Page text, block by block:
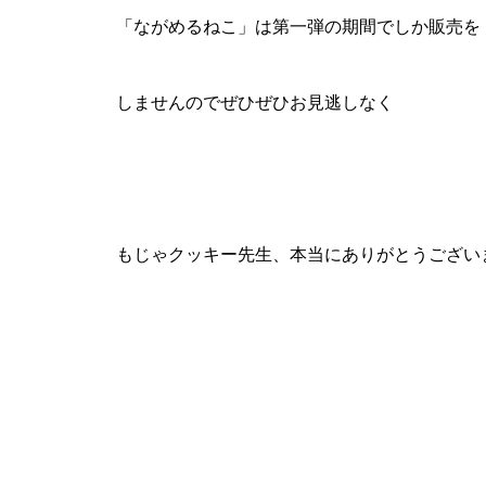
「ながめるねこ」は第一弾の期間でしか販売を
しませんのでぜひぜひお見逃しなく
もじゃクッキー先生、本当にありがとうござい